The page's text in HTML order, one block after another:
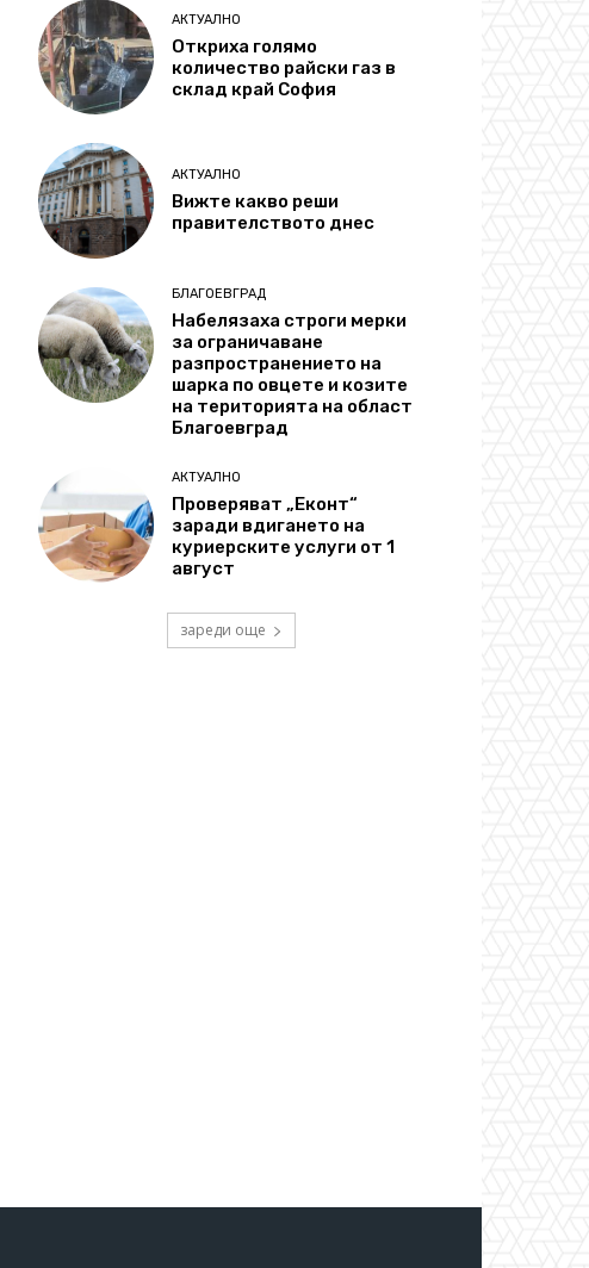
АКТУАЛНО
Откриха голямо
количество райски газ в
склад край София
АКТУАЛНО
Вижте какво реши
правителството днес
БЛАГОЕВГРАД
Набелязаха строги мерки
за ограничаване
разпространението на
шарка по овцете и козите
на територията на област
Благоевград
АКТУАЛНО
Проверяват „Еконт“
заради вдигането на
куриерските услуги от 1
август
зареди още